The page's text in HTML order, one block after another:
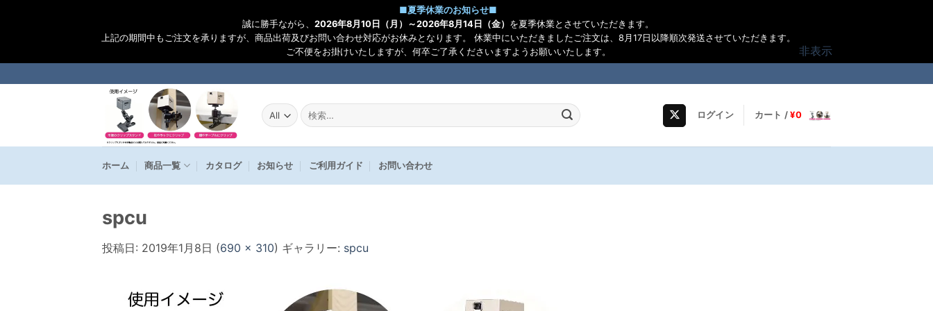
■夏季休業のお知らせ■
誠に勝手ながら、 2026年8月10日（月）～2026年8月14日（金） を夏季休業とさせていただきます。
上記の期間中もご注文を承りますが、商品出荷及びお問い合わせ対応がお休みとなります。 休業中にいただきましたご注文は、8月17日以降順次発送させていただきます。
ご不便をお掛けいたしますが、何卒ご了承くださいますようお願いいたします。
非表示
to
検
索
果:
ログイン カート /¥0
ホーム 商品一覧 カタログ お知らせ ご利用ガイド お問い合わせ
spcu
投稿日: 2019年1月8日 (690 × 310) ギャラリー: spcu